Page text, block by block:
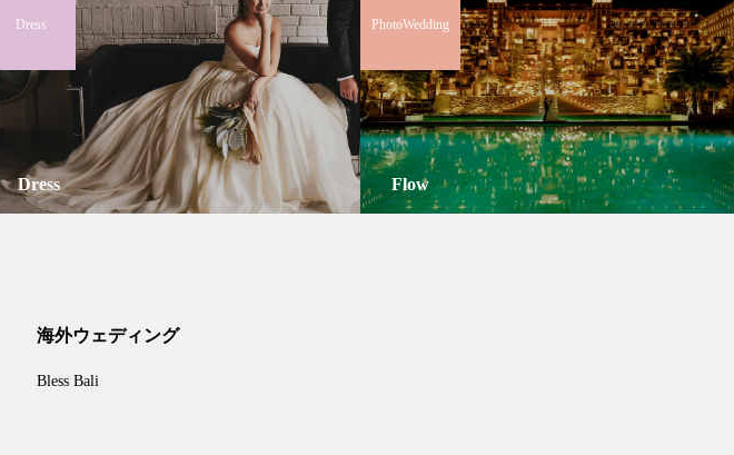
Dress
Dress
Flow
PhotoWedding
海外ウェディング
Bless Bali